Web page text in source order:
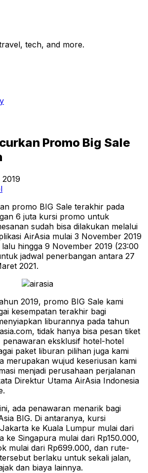
tech, and more.
Promo Big Sale
promo BIG Sale terakhir pada
6 juta kursi promo untuk
sudah bisa dilakukan melalui
AirAsia mulai 3 November 2019
hingga 9 November 2019 (23:00
jadwal penerbangan antara 27
2021.
2019, promo BIG Sale kami
kesempatan terakhir bagi
liburannya pada tahun
tidak hanya bisa pesan tiket
penawaran eksklusif hotel-hotel
paket liburan pilihan juga kami
merupakan wujud keseriusan kami
menjadi perusahaan perjalanan
Direktur Utama AirAsia Indonesia
ada penawaran menarik bagi
BIG. Di antaranya, kursi
ke Kuala Lumpur mulai dari
ke Singapura mulai dari Rp150.000,
mulai dari Rp699.000, dan rute-
berlaku untuk sekali jalan,
dan biaya lainnya.